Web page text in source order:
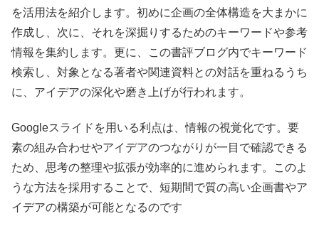
を活用法を紹介します。初めに企画の全体構造を大まかに
作成し、次に、それを深掘りするためのキーワードや参考
情報を集約します。更に、この書評ブログ内でキーワード
検索し、対象となる著者や関連資料との対話を重ねるうち
に、アイデアの深化や磨き上げが行われます。
Googleスライドを用いる利点は、情報の視覚化です。要
素の組み合わせやアイデアのつながりが一目で確認できる
ため、思考の整理や拡張が効率的に進められます。このよ
うな方法を採用することで、短期間で質の高い企画書やア
イデアの構築が可能となるのです